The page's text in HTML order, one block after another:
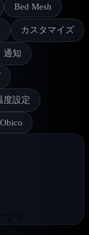
Bed Mesh
カスタマイズ
通知
度設定
Obico
リ